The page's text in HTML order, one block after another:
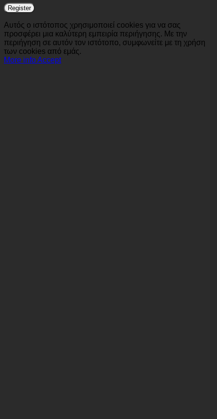
Register
Αυτός ο ιστότοπος χρησιμοποιεί cookies για να σας
προσφέρει μια καλύτερη εμπειρία περιήγησης. Με την
περιήγηση σε αυτόν τον ιστότοπο, συμφωνείτε με τη χρήση
των cookies από εμάς.
More infoAccept